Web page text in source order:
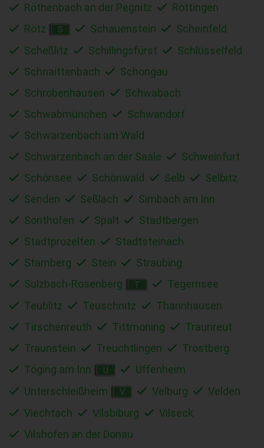
Röthenbach an der Pegnitz
Röttingen
Rötz
S Schauenstein
Scheinfeld
Scheßlitz
Schillingsfürst
Schlüsselfeld
Schnaittenbach
Schongau
Schrobenhausen
Schwabach
Schwabmünchen
Schwandorf
Schwarzenbach am Wald
Schwarzenbach an der Saale
Schweinfurt
Schönsee
Schönwald Selb
Selbitz
Senden
Seßlach
Simbach am Inn
Sonthofen
Spalt
Stadtbergen
Stadtprozelten
Stadtsteinach
Starnberg
Stein
Straubing
Sulzbach-Rosenberg
T
Tegernsee
Teublitz
Teuschnitz
Thannhausen
Tirschenreuth
Tittmoning
Traunreut
Traunstein
Treuchtlingen
Trostberg
Töging am Inn
U
Uffenheim
Unterschleißheim
V Velburg
Velden
Viechtach
Vilsbiburg
Vilseck
Vilshofen an der Donau